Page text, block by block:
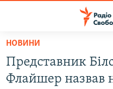
Перейти
основного
матеріалу
ВСЕ ЗА ДОБУ
НОВИНИ
Представник
Флайшер назвав